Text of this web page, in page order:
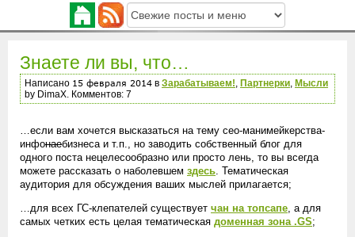
Знаете ли вы, что…
Написано в Зарабатываем! Партнерки
Мысли
by DimaX. Комментов: 7
…если вам хочется высказаться на тему сео-манимейкерства-
инфонаебизнеса и т.п., но заводить собственный блог для
одного поста нецелесообразно или просто лень, то вы всегда
можете рассказать о наболевшем здесь. Тематическая
аудитория для обсуждения ваших мыслей прилагается;
…для всех ГС-клепателей существует чан на топсапе , а для
самых четких есть целая тематическая доменная зона .GS;